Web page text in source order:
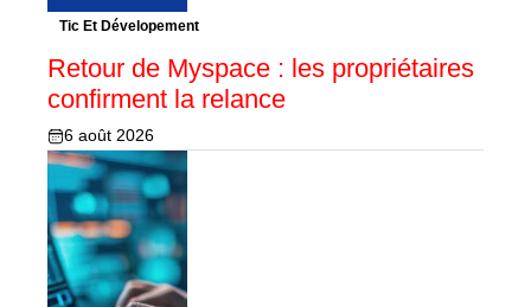
Tic Et Dévelopement
Retour de Myspace : les propriétaires
confirment la relance
6 août 2026